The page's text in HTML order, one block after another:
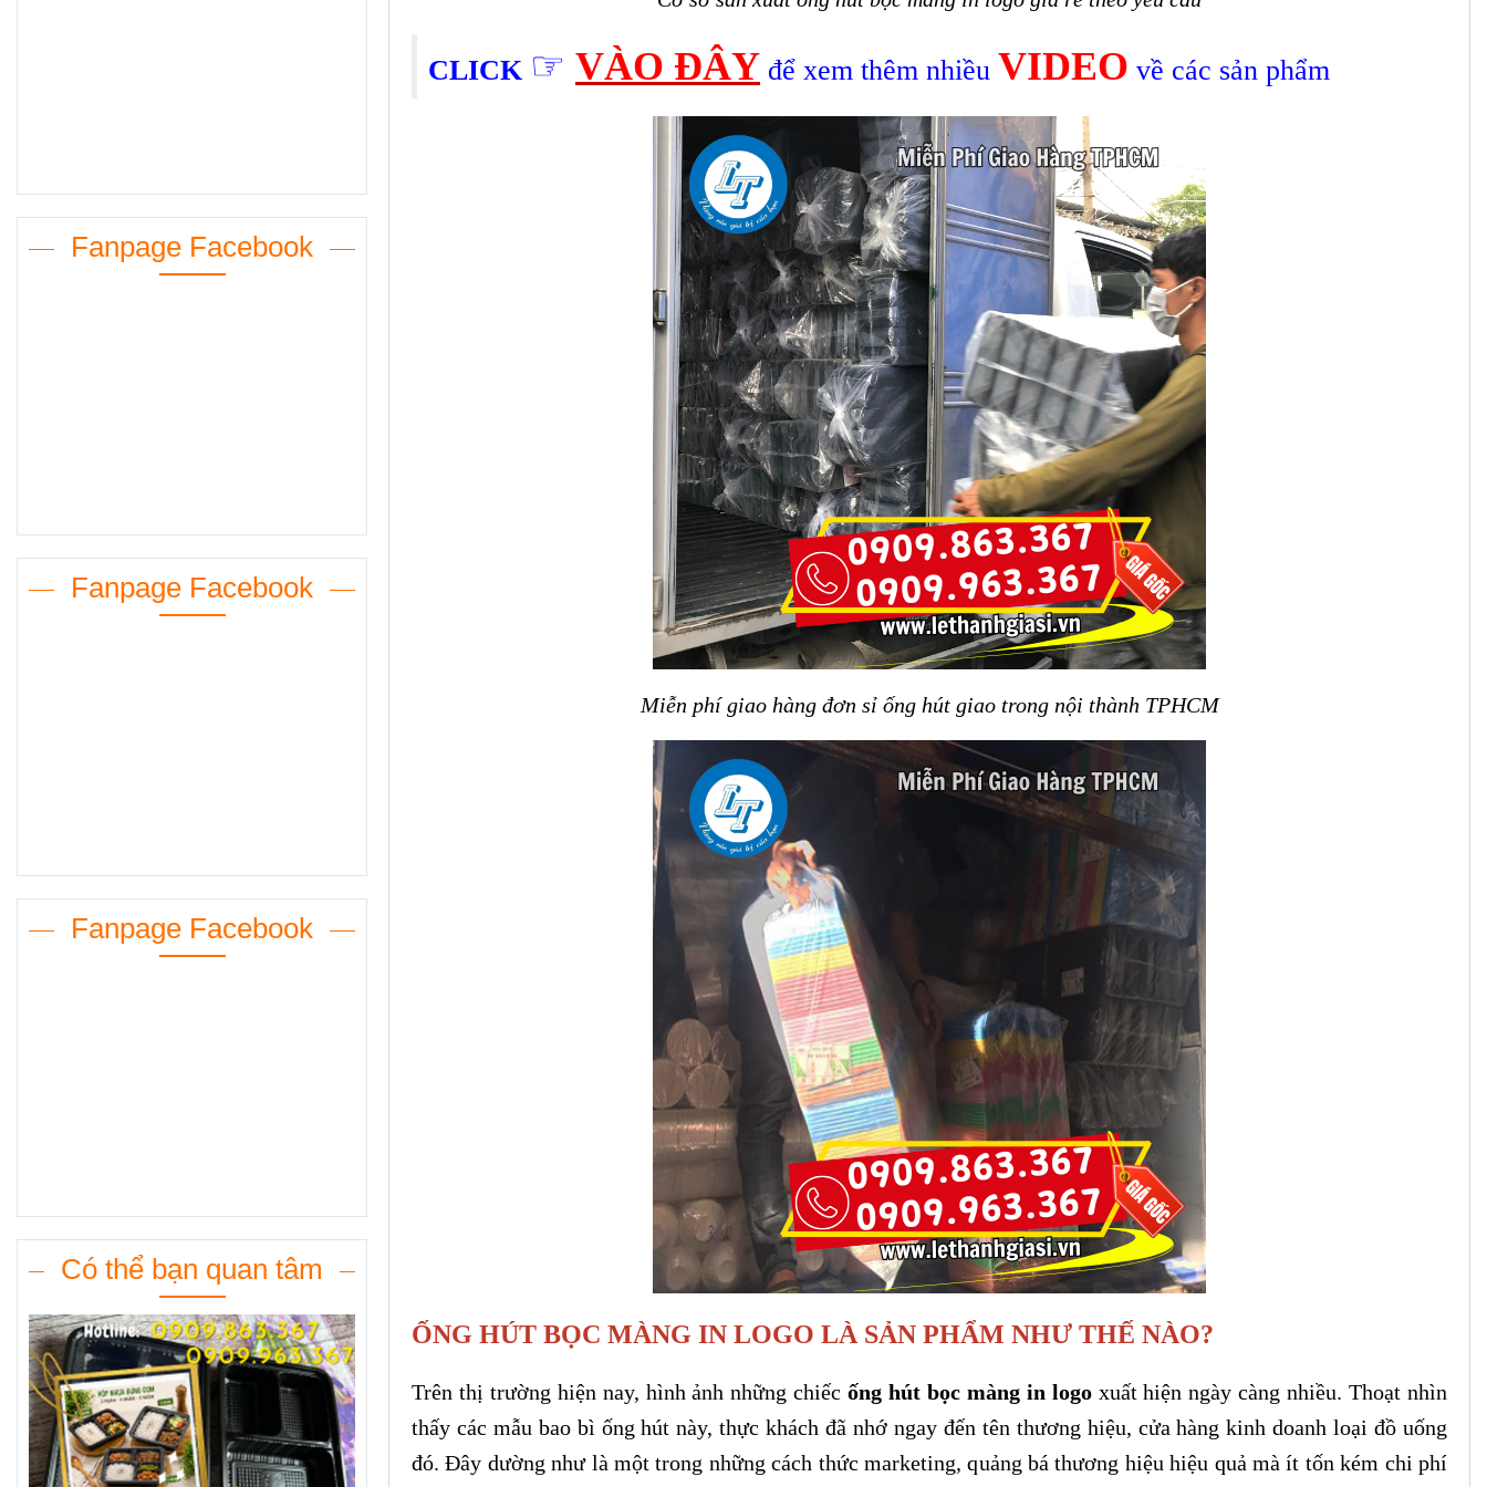
CLICK ☞ VÀO ĐÂY để xem thêm nhiều VIDEO về các sản phẩm
Miễn phí giao hàng đơn sỉ ống hút giao trong nội thành TPHCM
ỐNG HÚT BỌC MÀNG IN LOGO LÀ SẢN PHẨM NHƯ THẾ NÀO?
Trên thị trường hiện nay, hình ảnh những chiếcống hút bọc màng in logo xuất hiện ngày càng nhiều. Thoạt nhìn
thấy các mẫu bao bì ống hút này, thực khách đã nhớ ngay đến tên thương hiệu, cửa hàng kinh doanh loại đồ uống
đó. Đây dường như là một trong những cách thức marketing, quảng bá thương hiệu hiệu quả mà ít tốn kém chi phí
Fanpage Facebook
Fanpage Facebook
Fanpage Facebook
Có thể bạn quan tâm